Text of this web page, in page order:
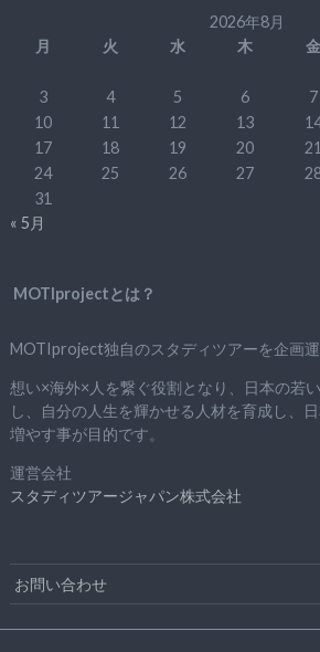
2026年8月
月
火 水 木 金
3
4 5 6 7
10
11 12 13
17
18 19 20 21
24
25 26 27
31
« 5月
MOTIprojectとは？
MOTIproject独自のスタディツアーを企画運
想い×海外×人を繋ぐ役割となり、日本の若
し、自分の人生を輝かせる人材を育成し、
増やす事が目的です。
運営会社
スタディツアージャパン株式会社
お問い合わせ